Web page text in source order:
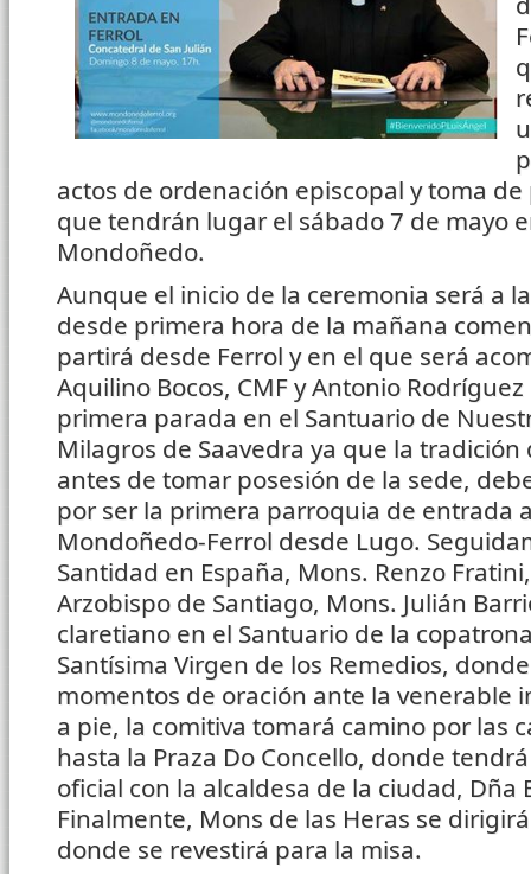
actos de ordenación episcopal y toma
que tendrán lugar el sábado 7 de mayo
Mondoñedo.
Aunque el inicio de la ceremonia será a
desde primera hora de la mañana
partirá desde Ferrol y en el que será
Aquilino Bocos, CMF y Antonio
primera parada en el Santuario de
Milagros de Saavedra ya que la
antes de tomar posesión de la sede,
por ser la primera parroquia de entrada
Mondoñedo-Ferrol desde Lugo.
Santidad en España, Mons. Renzo
Arzobispo de Santiago, Mons. Julián
claretiano en el Santuario de la
Santísima Virgen de los Remedios,
momentos de oración ante la venerable
a pie, la comitiva tomará camino por las
hasta la Praza Do Concello, donde
oficial con la alcaldesa de la ciudad, Dña
Finalmente, Mons de las Heras se
donde se revestirá para la misa.